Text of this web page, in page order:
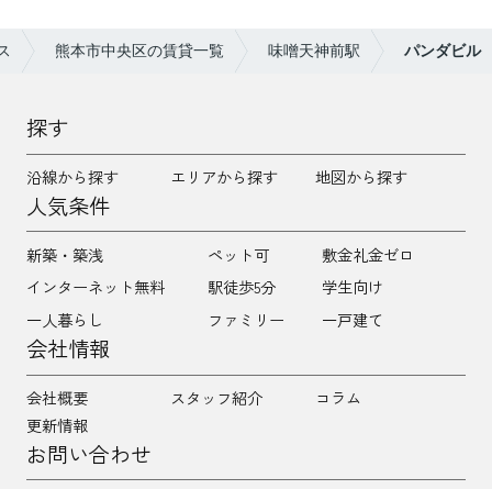
熊本市中央区の賃貸一覧 味噌天神前駅 パンダビル
探す
沿線から探す エリアから探す 地図から探す
人気条件
新築・築浅 ペット可
敷金礼金ゼロ
インターネット無料
駅徒歩5分
学生向け
一人暮らし
ファミリー 一戸建て
会社情報
会社概要 スタッフ紹介
コラム
更新情報
お問い合わせ